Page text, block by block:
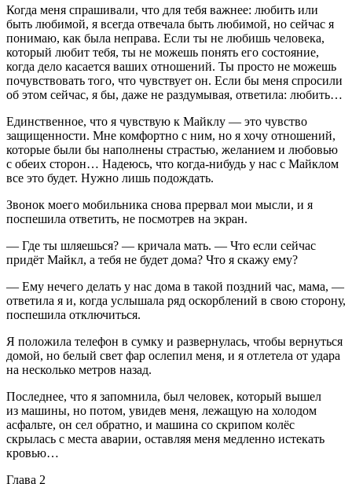
Когда меня спрашивали, что для тебя важнее: любить или
быть любимой, я всегда отвечала быть любимой, но сейчас я
понимаю, как была неправа. Если ты не любишь человека,
который любит тебя, ты не можешь понять его состояние,
когда дело касается ваших отношений. Ты просто не можешь
почувствовать того, что чувствует он. Если бы меня спросили
об этом сейчас, я бы, даже не раздумывая, ответила: любить…
Единственное, что я чувствую к Майклу — это чувство
защищенности. Мне комфортно с ним, но я хочу отношений,
которые были бы наполнены страстью, желанием и любовью
с обеих сторон… Надеюсь, что когда-нибудь у нас с Майклом
все это будет. Нужно лишь подождать.
Звонок моего мобильника снова прервал мои мысли, и я
поспешила ответить, не посмотрев на экран.
— Где ты шляешься? — кричала мать. — Что если сейчас
придёт Майкл, а тебя не будет дома? Что я скажу ему?
— Ему нечего делать у нас дома в такой поздний час, мама, —
ответила я и, когда услышала ряд оскорблений в свою сторону,
поспешила отключиться.
Я положила телефон в сумку и развернулась, чтобы вернуться
домой, но белый свет фар ослепил меня, и я отлетела от удара
на несколько метров назад.
Последнее, что я запомнила, был человек, который вышел
из машины, но потом, увидев меня, лежащую на холодом
асфальте, он сел обратно, и машина со скрипом колёс
скрылась с места аварии, оставляя меня медленно истекать
кровью…
Глава 2